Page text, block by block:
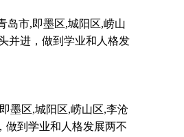
岛市,即墨区,城阳区,崂山
并进，做到学业和人格发
墨区,城阳区,崂山区,李沧
做到学业和人格发展两不